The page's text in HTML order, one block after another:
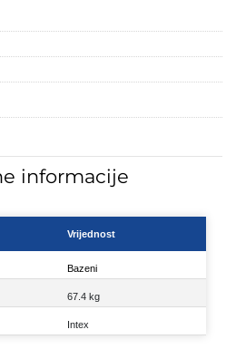
informacije
Vrijednost
Bazeni
67.4 kg
Intex